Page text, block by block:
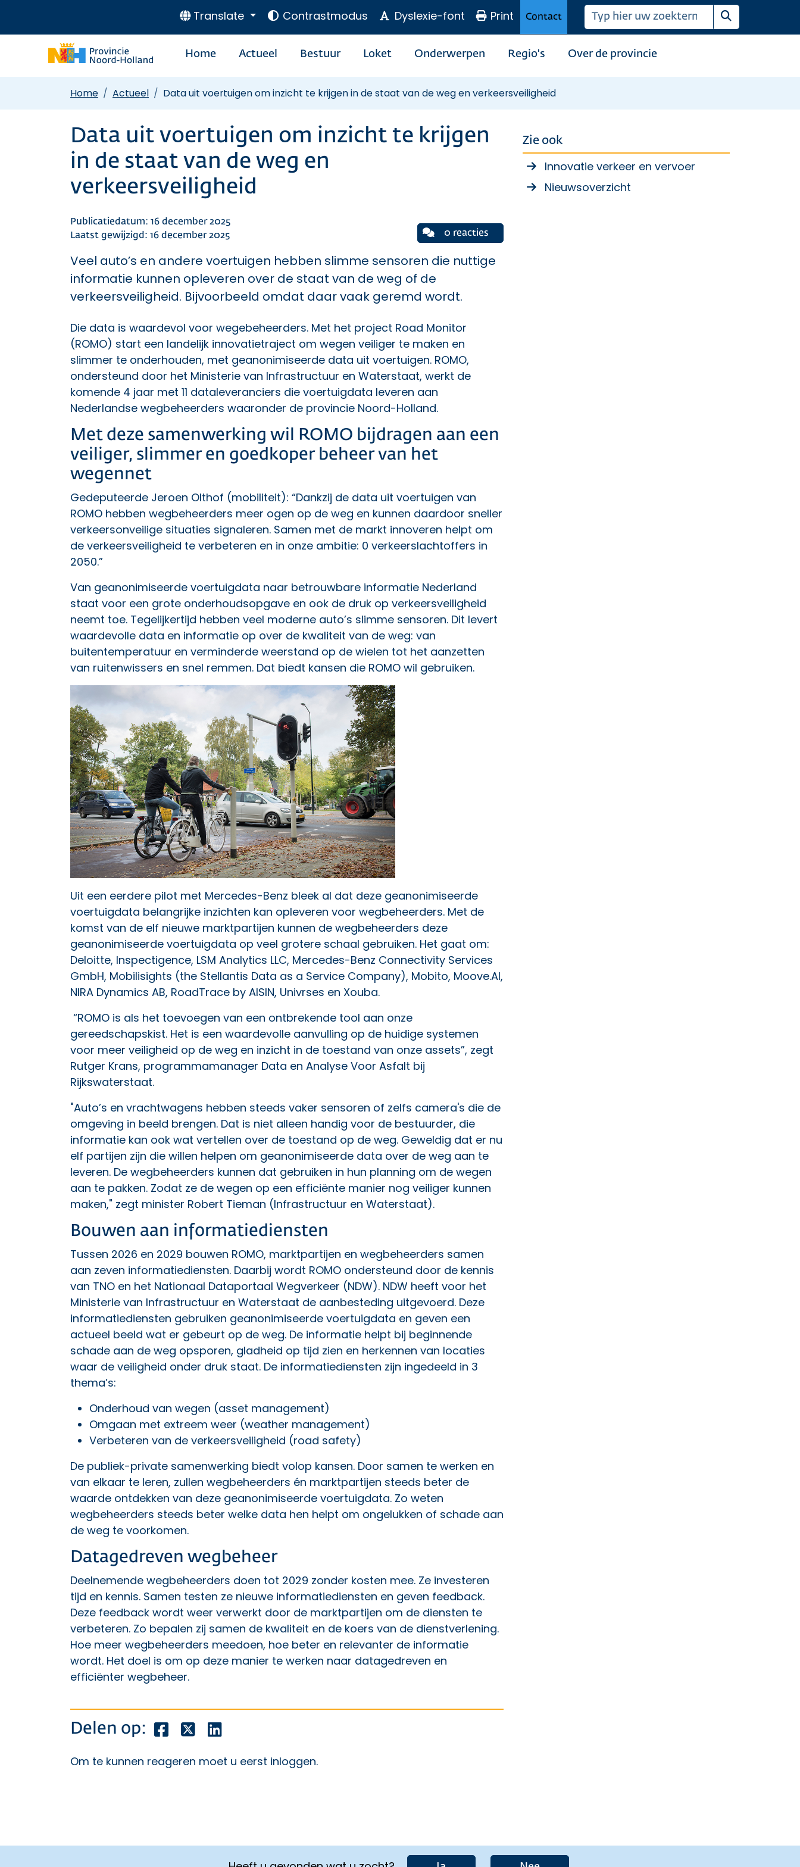
Translate Contrastmodus Dyslexie-font Print Contact
Zoeken
Home Actueel Bestuur Loket Onderwerpen Regio's Over de provincie
Home Actueel Data uit voertuigen om inzicht te krijgen in de staat van de weg en verkeersveiligheid
Data uit voertuigen om inzicht te krijgen
in de staat van de weg en
verkeersveiligheid
Publicatiedatum: 16 december 2025
Laatst gewijzigd: 16 december 2025
0 reacties
Veel auto’s en andere voertuigen hebben slimme sensoren die nuttige
informatie kunnen opleveren over de staat van de weg of de
verkeersveiligheid. Bijvoorbeeld omdat daar vaak geremd wordt.
Die data is waardevol voor wegebeheerders. Met het project Road Monitor
(ROMO) start een landelijk innovatietraject om wegen veiliger te maken en
slimmer te onderhouden, met geanonimiseerde data uit voertuigen. ROMO,
ondersteund door het Ministerie van Infrastructuur en Waterstaat, werkt de
komende 4 jaar met 11 dataleveranciers die voertuigdata leveren aan
Nederlandse wegbeheerders waaronder de provincie Noord-Holland.
Met deze samenwerking wil ROMO bijdragen aan een
veiliger, slimmer en goedkoper beheer van het
wegennet
Gedeputeerde Jeroen Olthof (mobiliteit): “Dankzij de data uit voertuigen van
ROMO hebben wegbeheerders meer ogen op de weg en kunnen daardoor sneller
verkeersonveilige situaties signaleren. Samen met de markt innoveren helpt om
de verkeersveiligheid te verbeteren en in onze ambitie: 0 verkeerslachtoffers in
2050.”
Van geanonimiseerde voertuigdata naar betrouwbare informatie Nederland
staat voor een grote onderhoudsopgave en ook de druk op verkeersveiligheid
neemt toe. Tegelijkertijd hebben veel moderne auto’s slimme sensoren. Dit levert
waardevolle data en informatie op over de kwaliteit van de weg: van
buitentemperatuur en verminderde weerstand op de wielen tot het aanzetten
van ruitenwissers en snel remmen. Dat biedt kansen die ROMO wil gebruiken.
Uit een eerdere pilot met Mercedes-Benz bleek al dat deze geanonimiseerde
voertuigdata belangrijke inzichten kan opleveren voor wegbeheerders. Met de
komst van de elf nieuwe marktpartijen kunnen de wegbeheerders deze
geanonimiseerde voertuigdata op veel grotere schaal gebruiken. Het gaat om:
Deloitte, Inspectigence, LSM Analytics LLC, Mercedes-Benz Connectivity Services
GmbH, Mobilisights (the Stellantis Data as a Service Company), Mobito, Moove.AI,
NIRA Dynamics AB, RoadTrace by AISIN, Univrses en Xouba.
“ROMO is als het toevoegen van een ontbrekende tool aan onze
gereedschapskist. Het is een waardevolle aanvulling op de huidige systemen
voor meer veiligheid op de weg en inzicht in de toestand van onze assets”, zegt
Rutger Krans, programmamanager Data en Analyse Voor Asfalt bij
Rijkswaterstaat.
"Auto’s en vrachtwagens hebben steeds vaker sensoren of zelfs camera's die de
omgeving in beeld brengen. Dat is niet alleen handig voor de bestuurder, die
informatie kan ook wat vertellen over de toestand op de weg. Geweldig dat er nu
elf partijen zijn die willen helpen om geanonimiseerde data over de weg aan te
leveren. De wegbeheerders kunnen dat gebruiken in hun planning om de wegen
aan te pakken. Zodat ze de wegen op een efficiënte manier nog veiliger kunnen
maken," zegt minister Robert Tieman (Infrastructuur en Waterstaat).
Bouwen aan informatiediensten
Tussen 2026 en 2029 bouwen ROMO, marktpartijen en wegbeheerders samen
aan zeven informatiediensten. Daarbij wordt ROMO ondersteund door de kennis
van TNO en het Nationaal Dataportaal Wegverkeer (NDW). NDW heeft voor het
Ministerie van Infrastructuur en Waterstaat de aanbesteding uitgevoerd. Deze
informatiediensten gebruiken geanonimiseerde voertuigdata en geven een
actueel beeld wat er gebeurt op de weg. De informatie helpt bij beginnende
schade aan de weg opsporen, gladheid op tijd zien en herkennen van locaties
waar de veiligheid onder druk staat. De informatiediensten zijn ingedeeld in 3
thema’s:
Onderhoud van wegen (asset management)
Omgaan met extreem weer (weather management)
Verbeteren van de verkeersveiligheid (road safety)
De publiek-private samenwerking biedt volop kansen. Door samen te werken en
van elkaar te leren, zullen wegbeheerders én marktpartijen steeds beter de
waarde ontdekken van deze geanonimiseerde voertuigdata. Zo weten
wegbeheerders steeds beter welke data hen helpt om ongelukken of schade aan
de weg te voorkomen.
Datagedreven wegbeheer
Deelnemende wegbeheerders doen tot 2029 zonder kosten mee. Ze investeren
tijd en kennis. Samen testen ze nieuwe informatiediensten en geven feedback.
Deze feedback wordt weer verwerkt door de marktpartijen om de diensten te
verbeteren. Zo bepalen zij samen de kwaliteit en de koers van de dienstverlening.
Hoe meer wegbeheerders meedoen, hoe beter en relevanter de informatie
wordt. Het doel is om op deze manier te werken naar datagedreven en
efficiënter wegbeheer.
Delen op: Deel dit bericht op Facebook
Deel dit bericht op X
Deel dit bericht op LinkedIn
Om te kunnen reageren moet u eerst inloggen.
Zie ook
Innovatie verkeer en vervoer
Nieuwsoverzicht